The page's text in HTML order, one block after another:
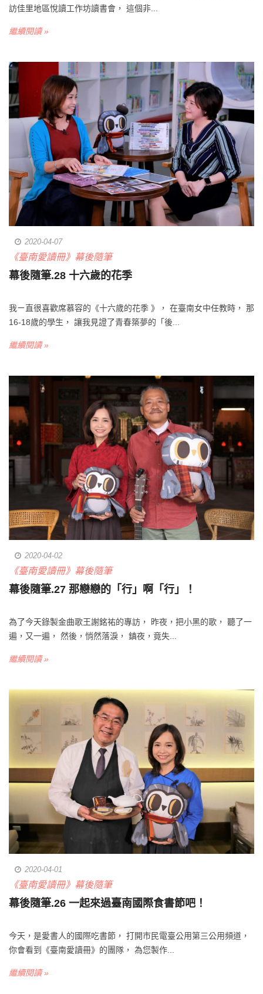
訪佳里地區悅讀工作坊讀書會， 這個非...
繼續閱讀 »
2020-04-07
《臺南愛讀冊》幕後隨筆
幕後隨筆.28 十六歲的花季
我ㄧ直很喜歡席慕容的《十六歲的花季 》， 在臺南女中任教時， 那
16-18歲的學生， 讓我見證了青春築夢的「後...
繼續閱讀 »
2020-04-02
《臺南愛讀冊》幕後隨筆
幕後隨筆.27 那戀戀的「行」啊「行」！
為了今天錄製金曲歌王謝銘祐的專訪， 昨夜，把小黑的歌， 聽了一
遍，又一遍， 然後，悄然落淚， 鎮夜，竟失...
繼續閱讀 »
2020-04-01
《臺南愛讀冊》幕後隨筆
幕後隨筆.26 一起來過臺南國際食書節吧！
今天，是愛書人的國際吃書節， 打開市民電臺公用第三公用頻道，
你會看到《臺南愛讀冊》的團隊， 為您製作...
繼續閱讀 »